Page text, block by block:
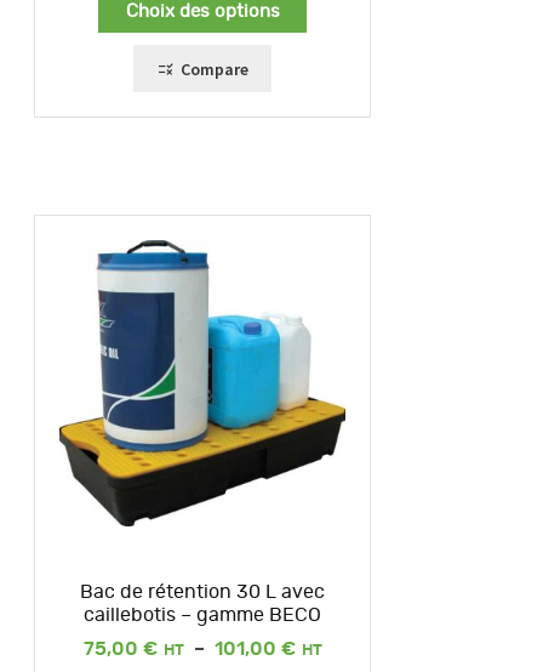
Choix des options
Compare
Bac de rétention 30 L avec
caillebotis – gamme BECO
75,00 € – 101,00 €
Plage